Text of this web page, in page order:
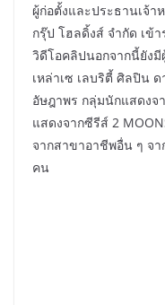
ผู้ก่อตั้งและประธานเจ้
กรุ๊ป โฮลดิ้งส์ จำกัด เข้
วิดีโอคลิปนอกจากนี้ยังมี
เหล่าเซ เลบริตี้ ศิลปิน
อัษฎาพร กลุ่มนักแสดงจ
แสดงจากซีรีส์ 2
จากสาขาอาชีพอื่น ๆ จ
คน